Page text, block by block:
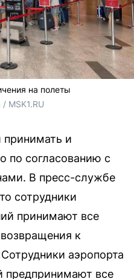
на полеты
MSK1.RU
принимать и
по согласованию с
В пресс-службе
сотрудники
принимают все
к
аэропорта
предпринимают все